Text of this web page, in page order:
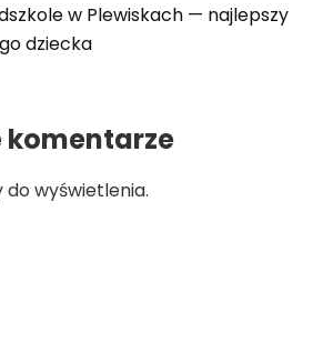
w Plewiskach — najlepszy
dziecka
komentarze
wyświetlenia.